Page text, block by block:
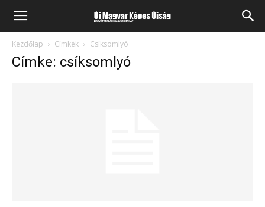
Kezdőlap Címkék Csíksomlyó
Címke: csíksomlyó